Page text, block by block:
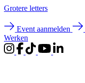
Grotere letters
Event aanmelden
Werken